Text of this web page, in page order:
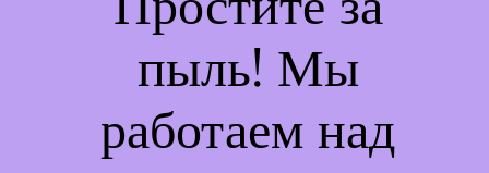
пыль! Мы
работаем над